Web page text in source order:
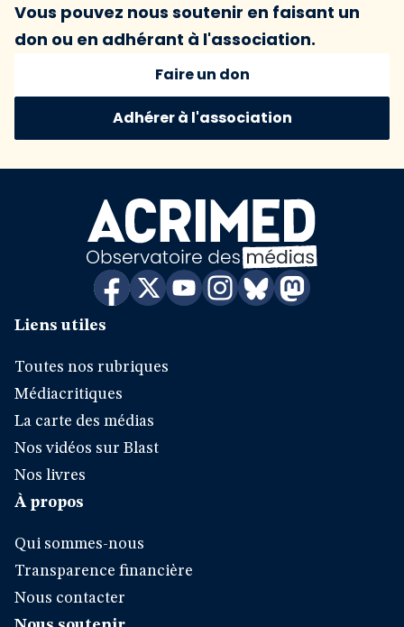
Vous pouvez nous soutenir en faisant un
don ou en adhérant à l'association.
Faire un don
Adhérer à l'association
Liens utiles
Toutes nos rubriques
Médiacritiques
La carte des médias
Nos vidéos sur Blast
Nos livres
À propos
Qui sommes-nous
Transparence financière
Nous contacter